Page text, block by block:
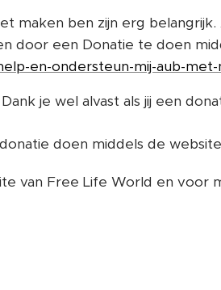
maken ben zijn erg belangrijk.
door een Donatie te doen
en-ondersteun-mij-aub-met-
je wel alvast als jij een
doen middels de
van Free Life World en voor